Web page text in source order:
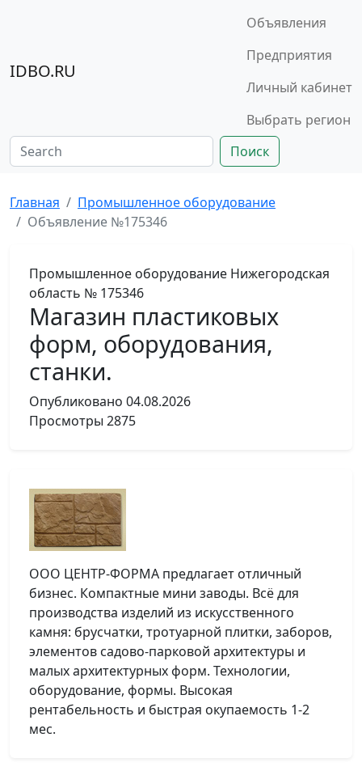
IDBO.RU
Объявления
Предприятия
Личный кабинет
Выбрать регион
Поиск
Главная
Промышленное оборудование
Объявление №175346
Промышленное оборудование Нижегородская
область № 175346
Магазин пластиковых
форм, оборудования,
станки.
Опубликовано 04.08.2026
Просмотры 2875
ООО ЦЕНТР-ФОРМА предлагает отличный
бизнес. Компактные мини заводы. Всё для
производства изделий из искусственного
камня: брусчатки, тротуарной плитки, заборов,
элементов садово-парковой архитектуры и
малых архитектурных форм. Технологии,
оборудование, формы. Высокая
рентабельность и быстрая окупаемость 1-2
мес.